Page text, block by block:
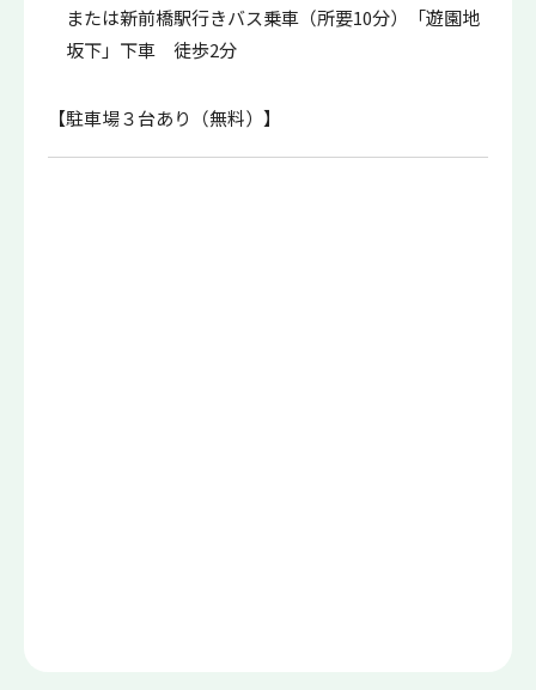
または新前橋駅行きバス乗車（所要10分）「遊園地
坂下」下車 徒歩2分
【駐車場３台あり（無料）】